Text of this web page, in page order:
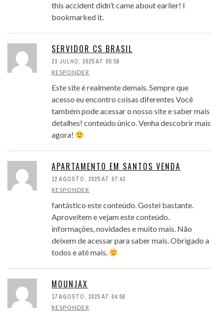
this accident didn’t came about earlier! I
bookmarked it.
SERVIDOR CS BRASIL
23 JULHO, 2025 AT 05:58
RESPONDER
Este site é realmente demais. Sempre que
acesso eu encontro coisas diferentes Você
também pode acessar o nosso site e saber mais
detalhes! conteúdo único. Venha descobrir mais
agora!
APARTAMENTO EM SANTOS VENDA
12 AGOSTO, 2025 AT 07:43
RESPONDER
fantástico este conteúdo. Gostei bastante.
Aproveitem e vejam este conteúdo.
informações, novidades e muito mais. Não
deixem de acessar para saber mais. Obrigado a
todos e até mais.
MOUNJAX
17 AGOSTO, 2025 AT 04:50
RESPONDER